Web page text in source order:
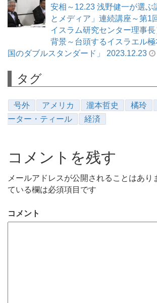
安相～12.23 浅野健一が選ぶ
とメディア」連続講座～第1
イスラム研究センター理事
背景～台頭するイスラエル
国のダブルスタンダード」 2023.12.23
タグ
号外 アメリカ 瀧本哲史 橘玲
ーター・ティール
経済
コメントを残す
メールアドレスが公開されることはあり
ている欄は必須項目です
コメント